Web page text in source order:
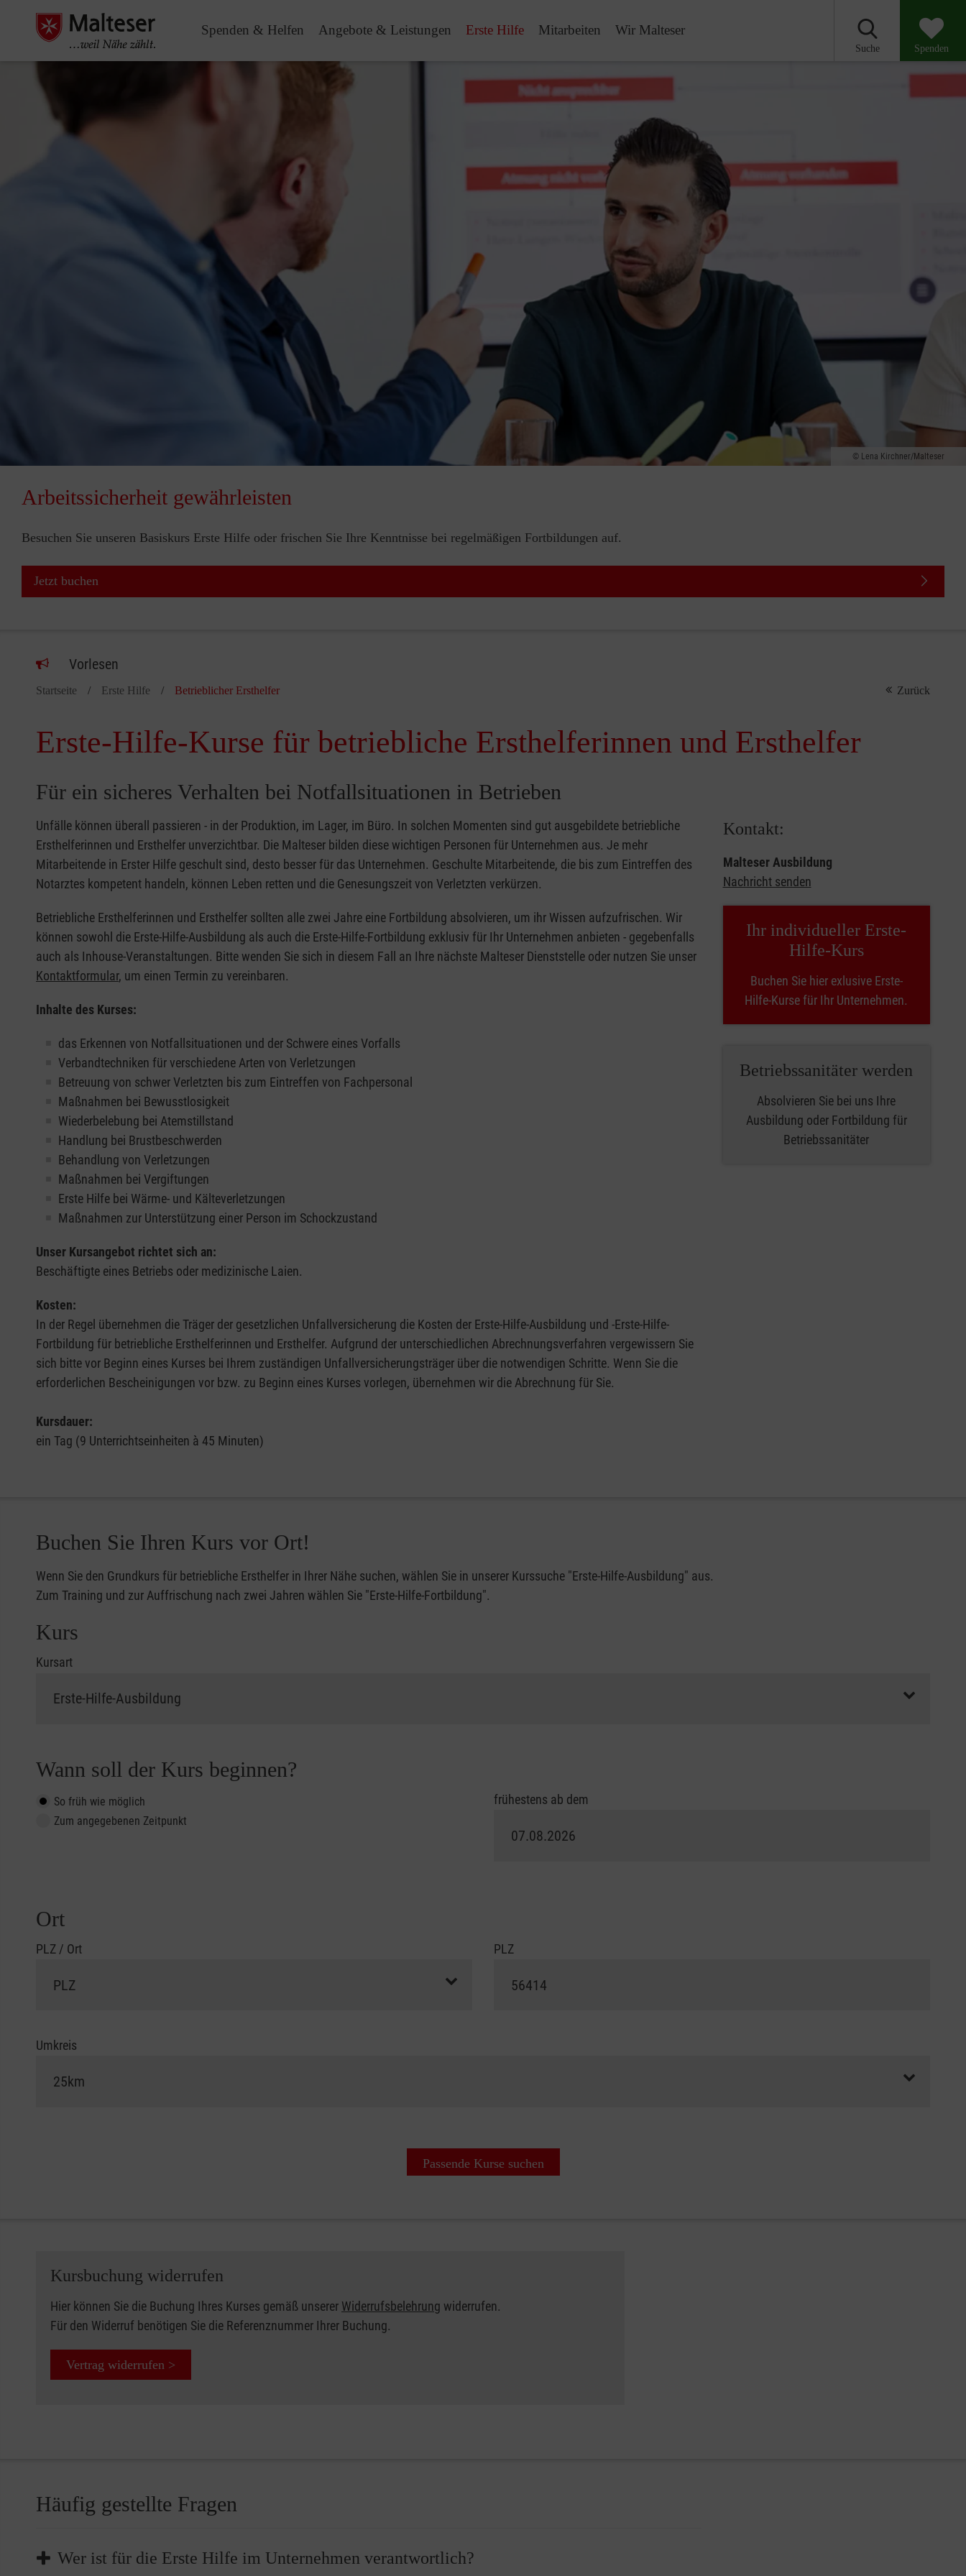
Spenden & Helfen Angebote & Leistungen Erste Hilfe Mitarbeiten Wir Malteser
Suche Spenden
Lena Kirchner/Malteser
Arbeitssicherheit gewährleisten
Besuchen Sie unseren Basiskurs Erste Hilfe oder frischen Sie Ihre Kenntnisse bei regelmäßigen Fortbildungen auf.
Jetzt buchen
Vorlesen
Startseite Erste Hilfe Betrieblicher Ersthelfer Zurück
Erste-Hilfe-Kurse für betriebliche Ersthelferinnen und Ersthelfer
Für ein sicheres Verhalten bei Notfallsituationen in Betrieben
Unfälle können überall passieren - in der Produktion, im Lager, im Büro. In solchen Momenten sind gut ausgebildete betriebliche
Ersthelferinnen und Ersthelfer unverzichtbar. Die Malteser bilden diese wichtigen Personen für Unternehmen aus. Je mehr
Mitarbeitende in Erster Hilfe geschult sind, desto besser für das Unternehmen. Geschulte Mitarbeitende, die bis zum Eintreffen des
Notarztes kompetent handeln, können Leben retten und die Genesungszeit von Verletzten verkürzen.
Betriebliche Ersthelferinnen und Ersthelfer sollten alle zwei Jahre eine Fortbildung absolvieren, um ihr Wissen aufzufrischen. Wir
können sowohl die Erste-Hilfe-Ausbildung als auch die Erste-Hilfe-Fortbildung exklusiv für Ihr Unternehmen anbieten - gegebenfalls
auch als Inhouse-Veranstaltungen. Bitte wenden Sie sich in diesem Fall an Ihre nächste Malteser Dienststelle oder nutzen Sie unser
Kontaktformular, um einen Termin zu vereinbaren.
Inhalte des Kurses:
das Erkennen von Notfallsituationen und der Schwere eines Vorfalls
Verbandtechniken für verschiedene Arten von Verletzungen
Betreuung von schwer Verletzten bis zum Eintreffen von Fachpersonal
Maßnahmen bei Bewusstlosigkeit
Wiederbelebung bei Atemstillstand
Handlung bei Brustbeschwerden
Behandlung von Verletzungen
Maßnahmen bei Vergiftungen
Erste Hilfe bei Wärme- und Kälteverletzungen
Maßnahmen zur Unterstützung einer Person im Schockzustand
Unser Kursangebot richtet sich an:
Beschäftigte eines Betriebs oder medizinische Laien.
Kosten:
In der Regel übernehmen die Träger der gesetzlichen Unfallversicherung die Kosten der Erste-Hilfe-Ausbildung und -Erste-Hilfe-
Fortbildung für betriebliche Ersthelferinnen und Ersthelfer. Aufgrund der unterschiedlichen Abrechnungsverfahren vergewissern Sie
sich bitte vor Beginn eines Kurses bei Ihrem zuständigen Unfallversicherungsträger über die notwendigen Schritte. Wenn Sie die
erforderlichen Bescheinigungen vor bzw. zu Beginn eines Kurses vorlegen, übernehmen wir die Abrechnung für Sie.
Kursdauer:
ein Tag (9 Unterrichtseinheiten à 45 Minuten)
Kontakt:
Malteser Ausbildung
Nachricht senden
Ihr individueller Erste-
Hilfe-Kurs
Buchen Sie hier exlusive Erste-
Hilfe-Kurse für Ihr Unternehmen.
Betriebssanitäter werden
Absolvieren Sie bei uns Ihre
Ausbildung oder Fortbildung für
Betriebssanitäter
Buchen Sie Ihren Kurs vor Ort!
Wenn Sie den Grundkurs für betriebliche Ersthelfer in Ihrer Nähe suchen, wählen Sie in unserer Kurssuche "Erste-Hilfe-Ausbildung" aus.
Zum Training und zur Auffrischung nach zwei Jahren wählen Sie "Erste-Hilfe-Fortbildung".
Kurs
Kursart
Wann soll der Kurs beginnen?
So früh wie möglich
Zum angegebenen Zeitpunkt
frühestens ab dem
Ort
PLZ / Ort PLZ
Umkreis
Passende Kurse suchen
Kursbuchung widerrufen
Hier können Sie die Buchung Ihres Kurses gemäß unserer Widerrufsbelehrung widerrufen.
Für den Widerruf benötigen Sie die Referenznummer Ihrer Buchung.
Vertrag widerrufen >
Häufig gestellte Fragen
Wer ist für die Erste Hilfe im Unternehmen verantwortlich?